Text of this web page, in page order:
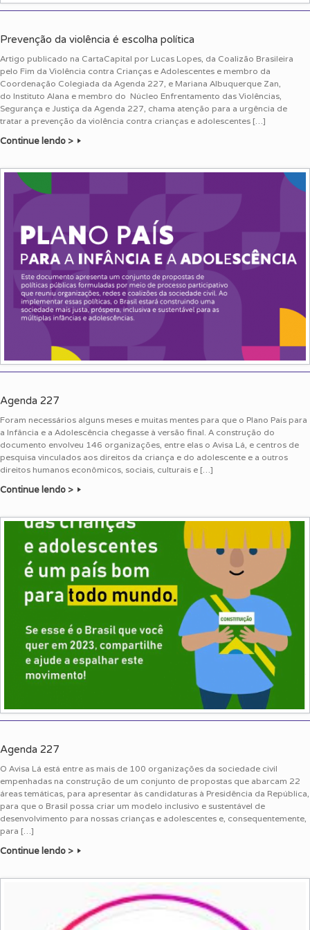
Prevenção da violência é escolha política
Artigo publicado na CartaCapital por Lucas Lopes, da Coalizão Brasileira
pelo Fim da Violência contra Crianças e Adolescentes e membro da
Coordenação Colegiada da Agenda 227, e Mariana Albuquerque Zan,
do Instituto Alana e membro do Núcleo Enfrentamento das Violências,
Segurança e Justiça da Agenda 227, chama atenção para a urgência de
tratar a prevenção da violência contra crianças e adolescentes […]
Continue lendo >
Agenda 227
Foram necessários alguns meses e muitas mentes para que o Plano País para
a Infância e a Adolescência chegasse à versão final. A construção do
documento envolveu 146 organizações, entre elas o Avisa Lá, e centros de
pesquisa vinculados aos direitos da criança e do adolescente e a outros
direitos humanos econômicos, sociais, culturais e […]
Continue lendo >
Agenda 227
O Avisa Lá está entre as mais de 100 organizações da sociedade civil
empenhadas na construção de um conjunto de propostas que abarcam 22
áreas temáticas, para apresentar às candidaturas à Presidência da República,
para que o Brasil possa criar um modelo inclusivo e sustentável de
desenvolvimento para nossas crianças e adolescentes e, consequentemente,
para […]
Continue lendo >